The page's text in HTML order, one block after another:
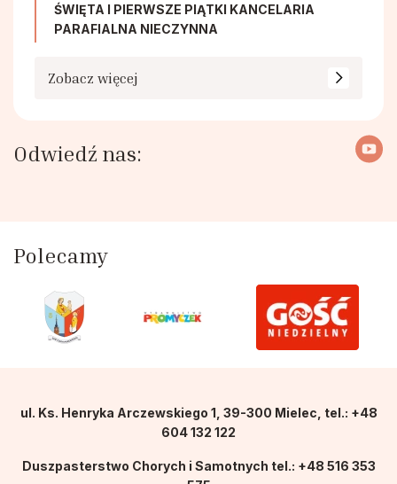
ŚWIĘTA I PIERWSZE PIĄTKI KANCELARIA
PARAFIALNA NIECZYNNA
Zobacz więcej
Odwiedź nas:
Polecamy
ul. Ks. Henryka Arczewskiego 1, 39-300 Mielec, tel.: +48
604 132 122
Duszpasterstwo Chorych i Samotnych tel.: +48 516 353